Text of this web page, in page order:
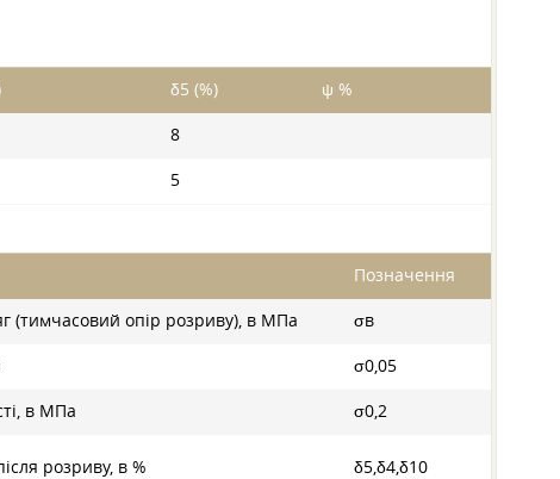
δ5 (%) ψ %
8
5
Позначення
(тимчасовий опір розриву), в МПа σв
σ0,05
в МПа σ0,2
розриву, в % δ5,δ4,δ10